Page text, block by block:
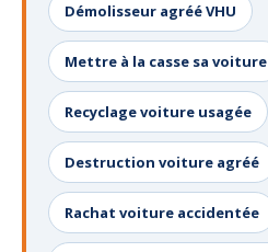
Démolisseur agréé VHU
Mettre à la casse sa voiture
Recyclage voiture usagée
Destruction voiture agréé
Rachat voiture accidentée